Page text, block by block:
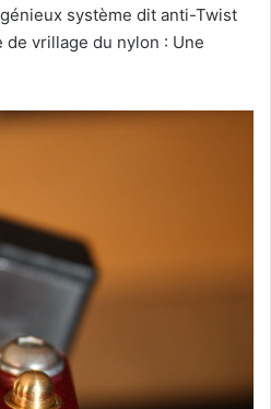
système dit anti-Twist
vrillage du nylon : Une